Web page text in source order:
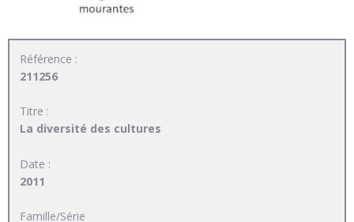
Référence :
211256
Titre :
La diversité des cultures
Date :
2011
Famille/Série